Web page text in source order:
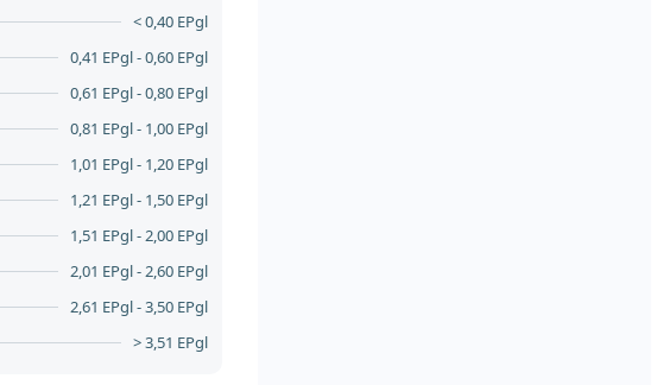
< 0,40 EPgl
0,41 EPgl - 0,60 EPgl
0,61 EPgl - 0,80 EPgl
0,81 EPgl - 1,00 EPgl
1,01 EPgl - 1,20 EPgl
1,21 EPgl - 1,50 EPgl
1,51 EPgl - 2,00 EPgl
2,01 EPgl - 2,60 EPgl
2,61 EPgl - 3,50 EPgl
> 3,51 EPgl